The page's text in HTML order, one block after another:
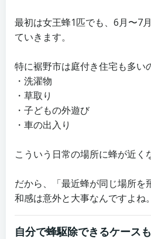
最初は女王蜂1匹でも、6月〜7
ていきます。
特に裾野市は庭付き住宅も多い
・洗濯物
・草取り
・子どもの外遊び
・車の出入り
こういう日常の場所に蜂が近く
だから、「最近蜂が同じ場所を
和感は意外と大事なんですよね。
自分で蜂駆除できるケース